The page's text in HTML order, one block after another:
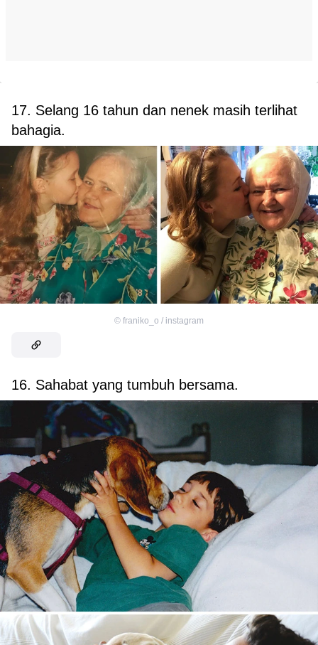
17. Selang 16 tahun dan nenek masih terlihat
bahagia.
© franiko_o / instagram
16. Sahabat yang tumbuh bersama.